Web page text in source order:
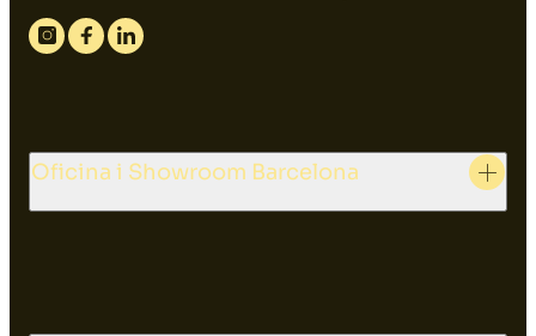
Instagram
FacebookLinkedin
Oficina i Showroom Barcelona